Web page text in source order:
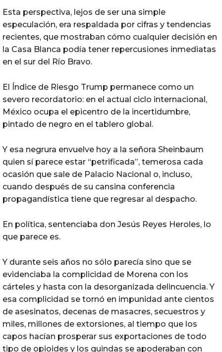
Esta perspectiva, lejos de ser una simple
especulación, era respaldada por cifras y tendencias
recientes, que mostraban cómo cualquier decisión en
la Casa Blanca podía tener repercusiones inmediatas
en el sur del Río Bravo.
El Índice de Riesgo Trump permanece como un
severo recordatorio: en el actual ciclo internacional,
México ocupa el epicentro de la incertidumbre,
pintado de negro en el tablero global.
Y esa negrura envuelve hoy a la señora Sheinbaum
quien sí parece estar “petrificada”, temerosa cada
ocasión que sale de Palacio Nacional o, incluso,
cuando después de su cansina conferencia
propagandística tiene que regresar al despacho.
En política, sentenciaba don Jesús Reyes Heroles, lo
que parece es.
Y durante seis años no sólo parecía sino que se
evidenciaba la complicidad de Morena con los
cárteles y hasta con la desorganizada delincuencia. Y
esa complicidad se tornó en impunidad ante cientos
de asesinatos, decenas de masacres, secuestros y
miles, millones de extorsiones, al tiempo que los
capos hacían prosperar sus exportaciones de todo
tipo de opioides y los guindas se apoderaban con